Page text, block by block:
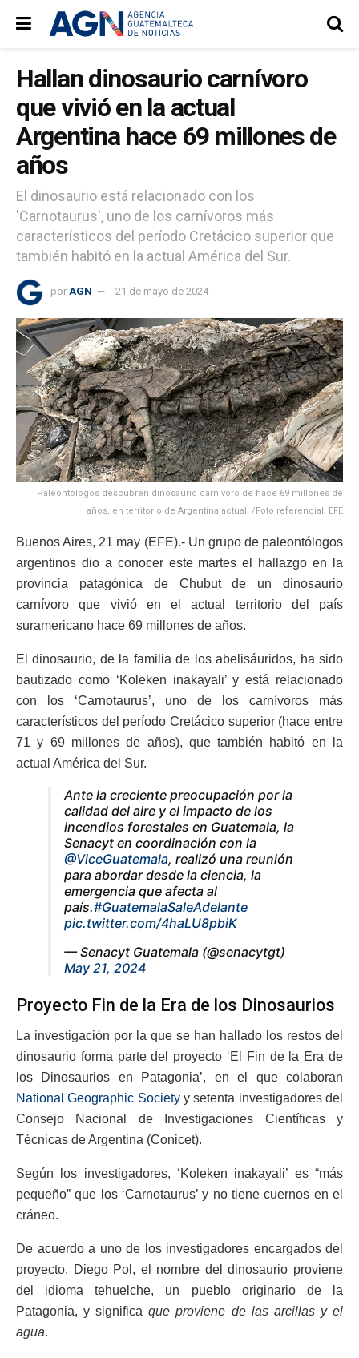
Hallan dinosaurio carnívoro
que vivió en la actual
Argentina hace 69 millones de
años
El dinosaurio está relacionado con los
'Carnotaurus', uno de los carnívoros más
característicos del período Cretácico superior que
también habitó en la actual América del Sur.
por AGN 21 de mayo de 2024
Paleontólogos descubren dinosaurio carnívoro de hace 69 millones de
años, en territorio de Argentina actual. /Foto referencial: EFE
Buenos Aires, 21 may (EFE).- Un grupo de paleontólogos
argentinos dio a conocer este martes el hallazgo en la
provincia patagónica de Chubut de un dinosaurio
carnívoro que vivió en el actual territorio del país
suramericano hace 69 millones de años.
El dinosaurio, de la familia de los abelisáuridos, ha sido
bautizado como ‘Koleken inakayali’ y está relacionado
con los ‘Carnotaurus’, uno de los carnívoros más
característicos del período Cretácico superior (hace entre
71 y 69 millones de años), que también habitó en la
actual América del Sur.
Ante la creciente preocupación por la
calidad del aire y el impacto de los
incendios forestales en Guatemala, la
Senacyt en coordinación con la
@ViceGuatemala, realizó una reunión
para abordar desde la ciencia, la
emergencia que afecta al
país.#GuatemalaSaleAdelante
pic.twitter.com/4haLU8pbiK
— Senacyt Guatemala (@senacytgt)
May 21, 2024
Proyecto Fin de la Era de los Dinosaurios
La investigación por la que se han hallado los restos del
dinosaurio forma parte del proyecto ‘El Fin de la Era de
los Dinosaurios en Patagonia’, en el que colaboran
National Geographic Societyy setenta investigadores del
Consejo Nacional de Investigaciones Científicas y
Técnicas de Argentina (Conicet).
Según los investigadores, ‘Koleken inakayali’ es “más
pequeño” que los ‘Carnotaurus’ y no tiene cuernos en el
cráneo.
De acuerdo a uno de los investigadores encargados del
proyecto, Diego Pol, el nombre del dinosaurio proviene
del idioma tehuelche, un pueblo originario de la
Patagonia, y significaque proviene de las arcillas y el
agua.